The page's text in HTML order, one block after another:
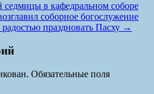
в кафедральном соборе
соборное богослужение
праздновать Пасху →
Обязательные поля